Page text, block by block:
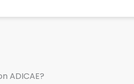
ADICAE?